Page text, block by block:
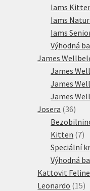
Iams
Iams
Iams
Výhodná
James
James
James
James
Josera 3636
Kitten 77
Speciální
Výhodná
Kattovit
Leonardo 1515